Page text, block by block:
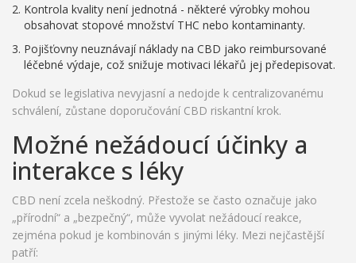
Kontrola kvality není jednotná - některé výrobky mohou
obsahovat stopové množství THC nebo kontaminanty.
Pojišťovny neuznávají náklady na CBD jako reimbursované
léčebné výdaje, což snižuje motivaci lékařů jej předepisovat.
Dokud se legislativa nevyjasní a nedojde k centralizovanému
schválení, zůstane doporučování CBD riskantní krok.
Možné nežádoucí účinky a
interakce s léky
CBD není zcela neškodný. Přestože se často označuje jako
„přírodní“ a „bezpečný“, může vyvolat nežádoucí reakce,
zejména pokud je kombinován s jinými léky. Mezi nejčastější
patří: